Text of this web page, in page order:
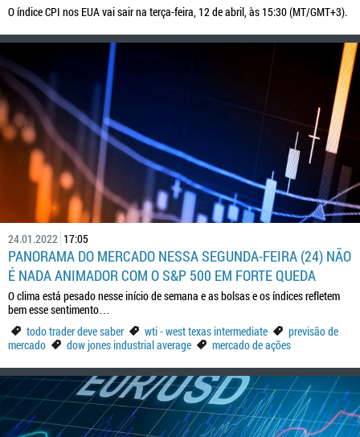
O índice CPI nos EUA vai sair na terça-feira, 12 de abril, às 15:30 (MT/GMT+3).
24.01.2022 17:05
PANORAMA DO MERCADO NESSA SEGUNDA-FEIRA (24) NÃO
É NADA ANIMADOR COM O S&P 500 EM FORTE QUEDA
O clima está pesado nesse início de semana e as bolsas e os índices refletem
bem esse sentimento…
todo trader deve saber
wti - west texas intermediate
previsão de
mercado
dow jones industrial average mercado de ações